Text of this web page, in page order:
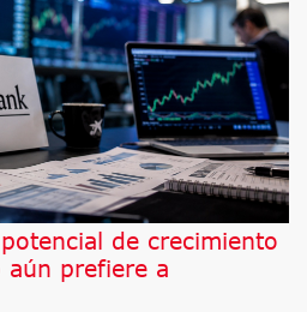
de crecimiento
aún prefiere a